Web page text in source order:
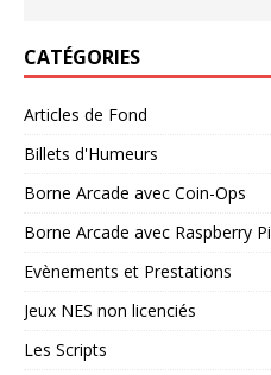
CATÉGORIES
Articles de Fond
Billets d'Humeurs
Borne Arcade avec Coin-Ops
Borne Arcade avec Raspberry Pi
Evènements et Prestations
Jeux NES non licenciés
Les Scripts